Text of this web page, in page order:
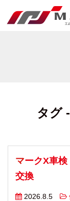
タグ
マークX車検 Z34フェアレディ マウント類
交換
2026.8.5